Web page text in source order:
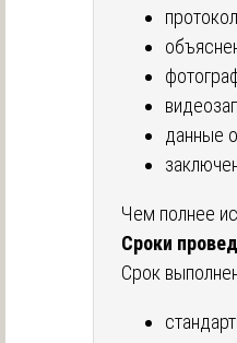
данные
Чем полнее
Сроки
Срок